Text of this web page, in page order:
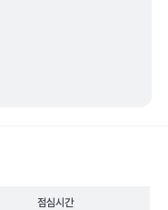
점심시간